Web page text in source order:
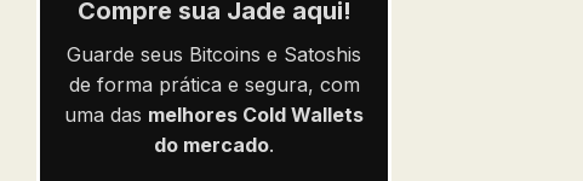
Compre sua Jade aqui!
Guarde seus Bitcoins e Satoshis
de forma prática e segura, com
uma das melhores Cold Wallets
do mercado.